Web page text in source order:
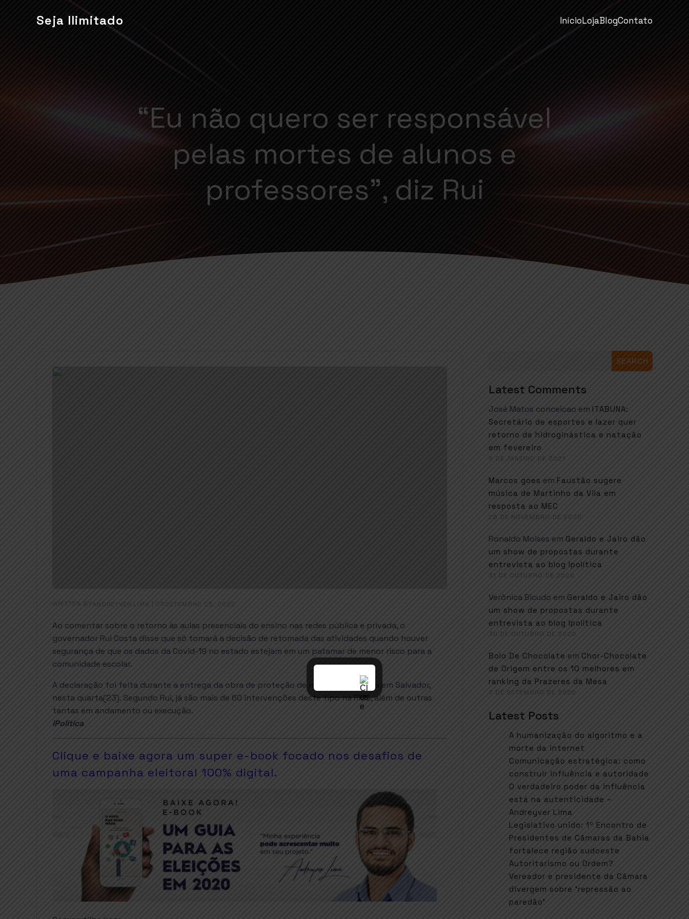
Seja Ilimitado InícioLojaBlogContato
“Eu não quero ser responsável
pelas mortes de alunos e
professores”, diz Rui
WRITTEN BY ANDREYVER LIMA ON SETEMBRO 25, 2020
Ao comentar sobre o retorno às aulas presenciais do ensino nas redes pública e privada, o
governador Rui Costa disse que só tomará a decisão de retomada das atividades quando houver
segurança de que os dados da Covid-19 no estado estejam em um patamar de menor risco para a
comunidade escolar.
A declaração foi feita durante a entrega da obra de proteção de mais uma encosta em Salvador,
nesta quarta(23). Segundo Rui, já são mais de 60 intervenções deste tipo na RMS, além de outras
tantas em andamento ou execução.
iPolitica
Clique e baixe agora um super e-book focado nos desafios de
uma campanha eleitoral 100% digital.
SEARCH
Latest Comments
José Matos conceicao em ITABUNA:
Secretário de esportes e lazer quer
retorno de hidroginástica e natação
em fevereiro
6 DE JANEIRO DE 2021
Marcos goes em Faustão sugere
música de Martinho da Vila em
resposta ao MEC
26 DE NOVEMBRO DE 2020
Ronaldo Moises em Geraldo e Jairo dão
um show de propostas durante
entrevista ao blog Ipolítica
31 DE OUTUBRO DE 2020
Verônica Bicudo em Geraldo e Jairo dão
um show de propostas durante
entrevista ao blog Ipolítica
30 DE OUTUBRO DE 2020
Bolo De Chocolate em Chor-Chocolate
de Origem entre os 10 melhores em
ranking da Prazeres da Mesa
3 DE SETEMBRO DE 2020
Latest Posts
A humanização do algoritmo e a
morte da internet
Comunicação estratégica: como
construir influência e autoridade
O verdadeiro poder da influência
está na autenticidade –
Andreyver Lima
Legislativo unido: 1º Encontro de
Presidentes de Câmaras da Bahia
fortalece região sudoeste
Autoritarismo ou Ordem?
Vereador e presidente da Câmara
divergem sobre ‘repressão ao
paredão’